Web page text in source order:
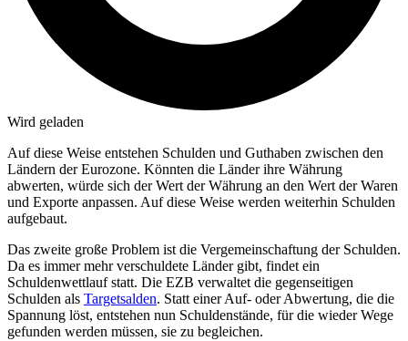
Wird geladen
Auf diese Weise entstehen Schulden und Guthaben zwischen den
Ländern der Eurozone. Könnten die Länder ihre Währung
abwerten, würde sich der Wert der Währung an den Wert der Waren
und Exporte anpassen. Auf diese Weise werden weiterhin Schulden
aufgebaut.
Das zweite große Problem ist die Vergemeinschaftung der Schulden.
Da es immer mehr verschuldete Länder gibt, findet ein
Schuldenwettlauf statt. Die EZB verwaltet die gegenseitigen
Schulden als Targetsalden. Statt einer Auf- oder Abwertung, die die
Spannung löst, entstehen nun Schuldenstände, für die wieder Wege
gefunden werden müssen, sie zu begleichen.